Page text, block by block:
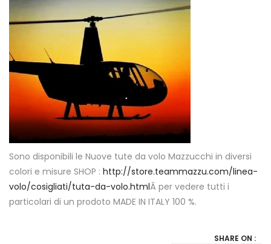
Sono disponibili le Nuove tute da volo Mazzucchi in diversi
colori e misure SHOP : http://store.teammazzu.com/linea-
volo/cosigliati/tuta-da-volo.htmlÂ per vedere tutti i
particolari di un prodoto MADE IN ITALY 100 %.
SHARE ON :